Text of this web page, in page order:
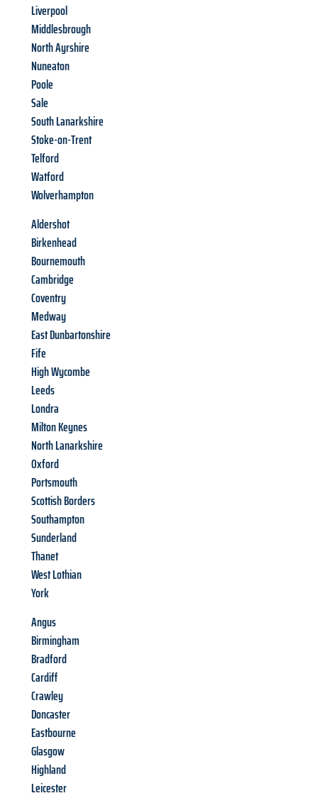
Liverpool
Middlesbrough
North Ayrshire
Nuneaton
Poole
Sale
South Lanarkshire
Stoke-on-Trent
Telford
Watford
Wolverhampton
Aldershot
Birkenhead
Bournemouth
Cambridge
Coventry
Medway
East Dunbartonshire
Fife
High Wycombe
Leeds
Londra
Milton Keynes
North Lanarkshire
Oxford
Portsmouth
Scottish Borders
Southampton
Sunderland
Thanet
West Lothian
York
Angus
Birmingham
Bradford
Cardiff
Crawley
Doncaster
Eastbourne
Glasgow
Highland
Leicester